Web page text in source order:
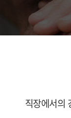
직장에서의